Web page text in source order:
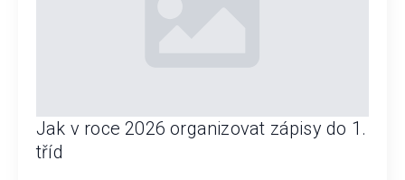
Jak v roce 2026 organizovat zápisy do 1.
tříd